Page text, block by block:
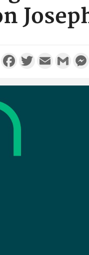
PartagerFacebookTwitterEmail Gmail
Côte d'Ivoire : Après
réussi du 66e